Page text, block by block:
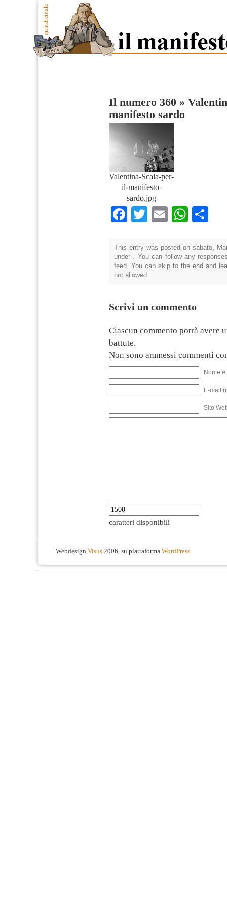
Il numero 360 »
manifesto sardo
Valentina-Scala-per-
il-manifesto-
sardo.jpg
Facebook
TwitterEmail
This entry was posted on sabato,
under . You can follow any
feed. You can skip to the end and
not allowed.
Scrivi un commento
Ciascun commento potrà avere
battute.
Non sono ammessi commenti
Nome
E-mail
Sito
caratteri disponibili
Webdesign Visus 2006, su piattaforma WordPress